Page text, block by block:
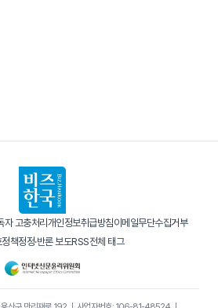
자 고충처리 개인정보취급방침이메일무단수집거부
책정정·반론 보도RSS전체 태그